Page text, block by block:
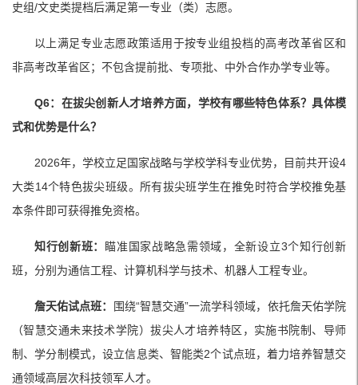
史组/文史类提档后满足第一专业（类）志愿。
以上满足专业志愿政策适用于按专业组投档的高考改革省区和
非高考改革省区；不包含提前批、专项批、中外合作办学专业等。
Q6：在拔尖创新人才培养方面，学校有哪些特色体系？具体模
式和优势是什么？
2026年，学校立足国家战略与学校学科专业优势，目前共开设4
大类14个特色拔尖班级。所有拔尖班学生在推免时符合学校推免基
本条件即可获得推免资格。
知行创新班：
瞄准国家战略急需领域，全新设立3个知行创新
班，分别为通信工程、计算机科学与技术、机器人工程专业。
詹天佑试点班：
围绕“智慧交通”一流学科领域，依托詹天佑学院
（智慧交通未来技术学院）拔尖人才培养特区，实施书院制、导师
制、学分制模式，设立信息类、智能类2个试点班，着力培养智慧交
通领域高层次科技领军人才。